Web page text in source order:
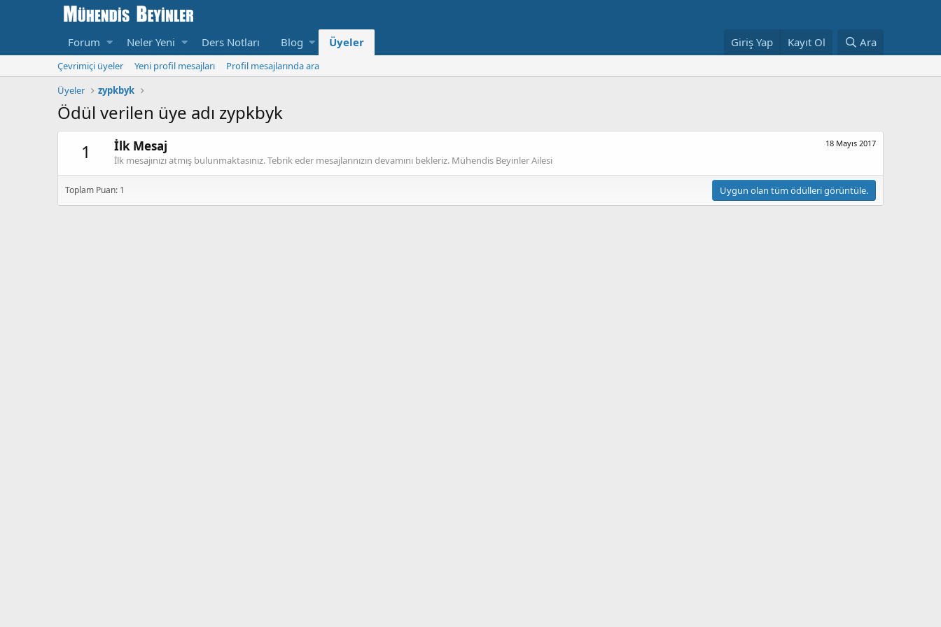
Forum Neler Yeni Ders Notları Blog Üyeler Giriş Yap Kayıt Ol Ara
Çevrimiçi üyeler Yeni profil mesajları
Profil mesajlarında ara
Üyeler
zypkbyk
Ödül verilen üye adı zypkbyk
1
18 Mayıs 2017
İlk Mesaj
İlk mesajınızı atmış bulunmaktasınız. Tebrik eder mesajlarınızın devamını bekleriz. Mühendis Beyinler Ailesi
Toplam Puan: 1 Uygun olan tüm ödülleri görüntüle.